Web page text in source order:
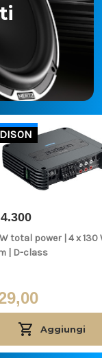
power | 4 x 130 W @
2ohm | D-class
Aggiungi